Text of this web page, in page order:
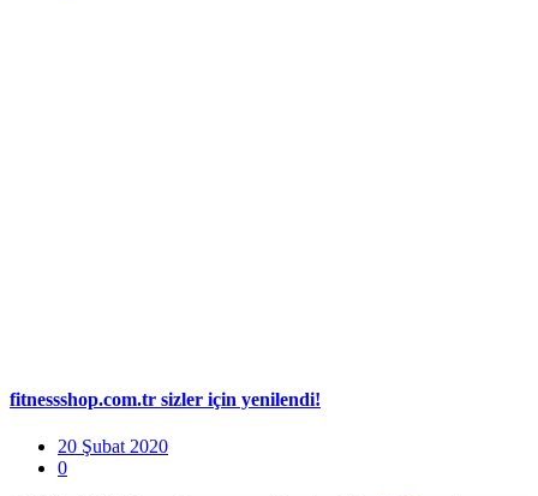
fitnessshop.com.tr sizler için yenilendi!
20 Şubat 2020
0